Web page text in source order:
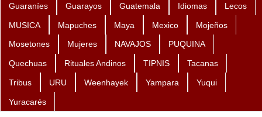
Guaraníes Guarayos Guatemala Idiomas Lecos
MUSICA Mapuches Maya Mexico Mojeños
Mosetones Mujeres NAVAJOS PUQUINA
Quechuas Rituales Andinos TIPNIS Tacanas
Tribus URU Weenhayek Yampara Yuqui
Yuracarés